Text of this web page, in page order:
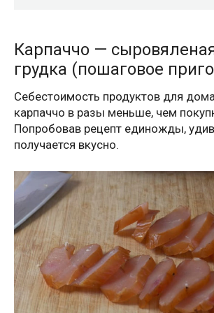
Карпаччо —
грудка (пошаговое
Себестоимость продуктов для
карпаччо в разы меньше, чем
Попробовав рецепт единожды,
получается вкусно.